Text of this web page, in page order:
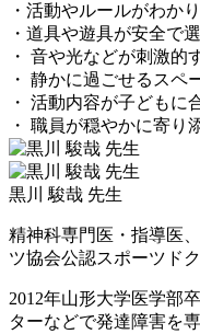
・活動やルールがわか
・道具や遊具が安全で
・ 音や光などが刺激的
・ 静かに過ごせるスペ
・ 活動内容が子どもに
・ 職員が穏やかに寄り
黒川 駿哉 先生
精神科専門医・指導医
ツ協会公認スポーツド
2012年山形大学医学部
ターなどで発達障害を